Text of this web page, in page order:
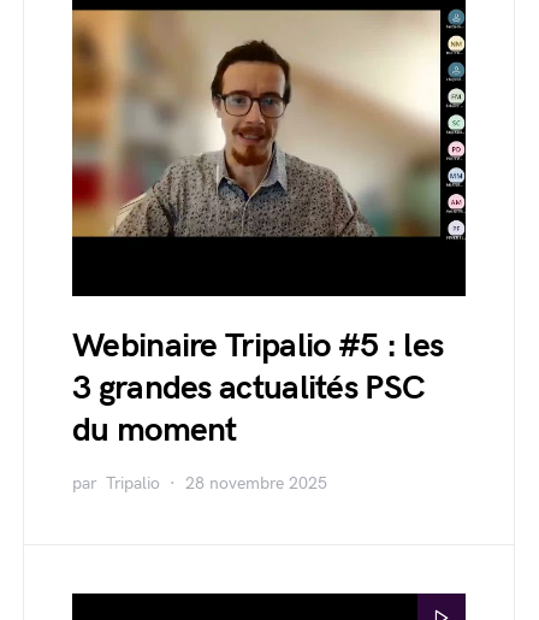
Webinaire Tripalio #5 : les
3 grandes actualités PSC
du moment
par Tripalio 28 novembre 2025